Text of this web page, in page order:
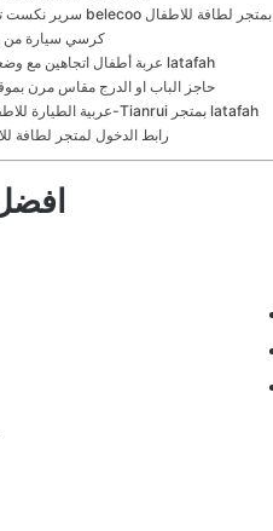
سرير نكست تو مي ماركة بيلكو belecoo بمتجر لطافة للاطفال
كرسي سيارة من
عربة أطفال اتجاهين مع وضعية الاهتزاز بمتجر latafah
حاجز الباب او الدرج مقاس مرن
عربية الطيارة للاطفال ماركة تيانروي-Tianrui بمتجر latafah
رابط الدخول لمتجر لطافة